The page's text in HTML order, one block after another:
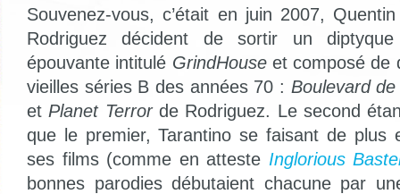
Souvenez-vous, c’était en juin 2007,
Rodriguez décident de sortir un
épouvante intitulé GrindHouseet composé de
vieilles séries B des années 70 : Boulevard
et Planet Terrorde Rodriguez. Le second
que le premier, Tarantino se faisant de plus
ses films (comme en atteste Inglorious
bonnes parodies débutaient chacune par